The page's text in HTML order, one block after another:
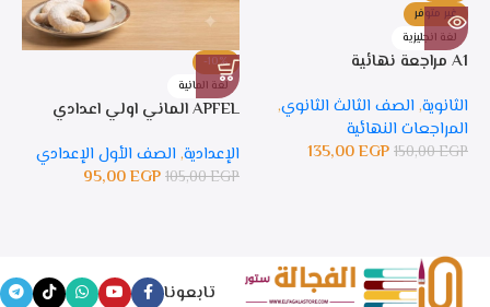
غير متوفر
لغة انجليزية
A1 مراجعة نهائية
الثانوية, الصف الثالث الثانوي,
المراجعات النهائية
150,00EGP
135,00EGP
-10%
لغة المانية
APFEL الماني اولي اعدادي
الإعدادية, الصف الأول الإعدادي
105,00EGP
95,00EGP
تابعونا